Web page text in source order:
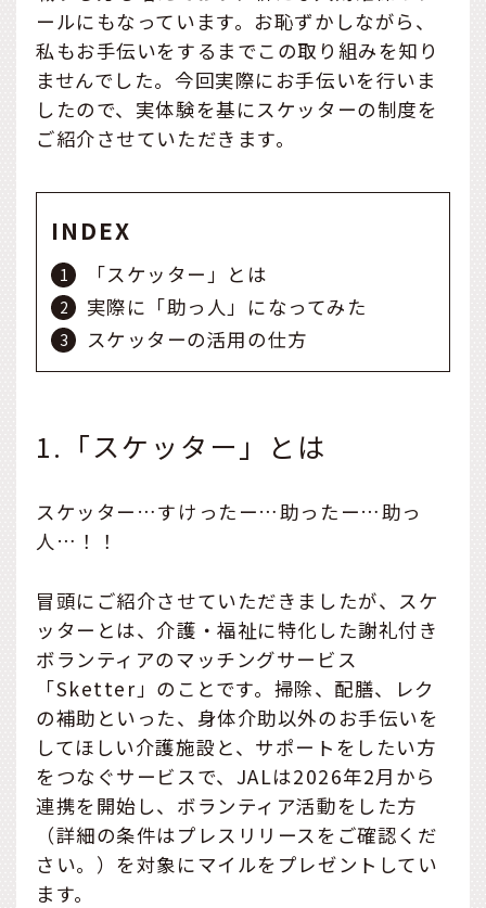
ールにもなっています。お恥ずかしながら、
私もお手伝いをするまでこの取り組みを知り
ませんでした。今回実際にお手伝いを行いま
したので、実体験を基にスケッターの制度を
ご紹介させていただきます。
INDEX
「スケッター」とは
実際に「助っ人」になってみた
スケッターの活用の仕方
1.「スケッター」とは
スケッター…すけったー…助ったー…助っ
人…！！
冒頭にご紹介させていただきましたが、スケ
ッターとは、介護・福祉に特化した謝礼付き
ボランティアのマッチングサービス
「Sketter」のことです。掃除、配膳、レク
の補助といった、身体介助以外のお手伝いを
してほしい介護施設と、サポートをしたい方
をつなぐサービスで、JALは2026年2月から
連携を開始し、ボランティア活動をした方
（詳細の条件はプレスリリースをご確認くだ
さい。）を対象にマイルをプレゼントしてい
ます。